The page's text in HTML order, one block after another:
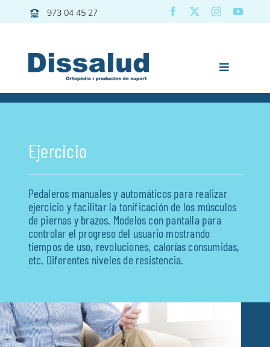
al
973 04 45 27
Toggle
Dissalud
Grúas | Transfers
Movilidad
Descanso
Pediatría
Vida diaria
Geriatría
Medicina
Previous Next
Ejercicio
Pedaleros manuales y automáticos para realizar
ejercicio y facilitar la tonificación de los músculos
de piernas y brazos. Modelos con pantalla para
controlar el progreso del usuario mostrando
tiempos de uso, revoluciones, calorías consumidas,
etc. Diferentes niveles de resistencia.